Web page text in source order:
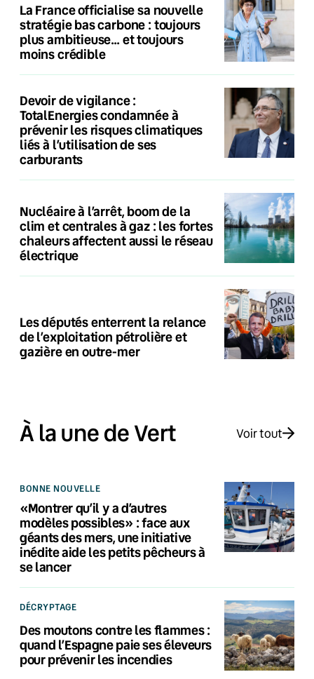
La France officialise sa nouvelle
stratégie bas carbone : toujours
plus ambitieuse… et toujours
moins crédible
Devoir de vigilance :
TotalEnergies condamnée à
prévenir les risques climatiques
liés à l’utilisation de ses
carburants
Nucléaire à l’arrêt, boom de la
clim et centrales à gaz : les fortes
chaleurs affectent aussi le réseau
électrique
Les députés enterrent la relance
de l’exploitation pétrolière et
gazière en outre-mer
À la une de Vert Voir tout
BONNE NOUVELLE
«Montrer qu’il y a d’autres
modèles possibles» : face aux
géants des mers, une initiative
inédite aide les petits pêcheurs à
se lancer
DÉCRYPTAGE
Des moutons contre les flammes :
quand l’Espagne paie ses éleveurs
pour prévenir les incendies